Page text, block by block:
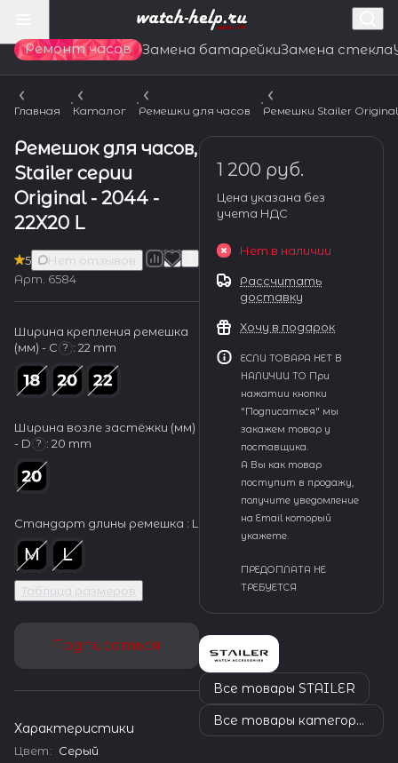
Ремонт часов Замена батарейкиЗамена стекла
Главная Каталог Ремешки для часов Ремешки Stailer Original
Ремешок для часов,
Stailer серии
Original - 2044 -
22X20 L
5
Нет отзывов
Арт. 6584
Ширина крепления ремешка
(мм) - С ? : 22 mm
Ширина возле застёжки (мм)
- D ? : 20 mm
Стандарт длины ремешка : L
Таблица размеров
Подписаться
Характеристики
Цвет: Серый
1 200 руб.
Цена указана без
учета НДС
Нет в наличии
Рассчитать
доставку
Хочу в подарок
ЕСЛИ ТОВАРА НЕТ В
НАЛИЧИИ ТО При
нажатии кнопки
"Подписаться" мы
закажем товар у
поставщика.
А Вы как товар
поступит в продажу,
получите уведомление
на Email который
укажете.
ПРЕДОПЛАТА НЕ
ТРЕБУЕТСЯ
Все товары STAILER
Все товары категории